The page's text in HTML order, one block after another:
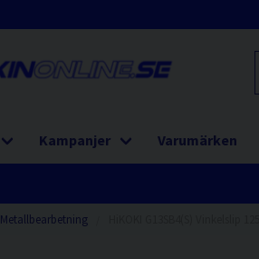
Kampanjer Varumärken
Metallbearbetning